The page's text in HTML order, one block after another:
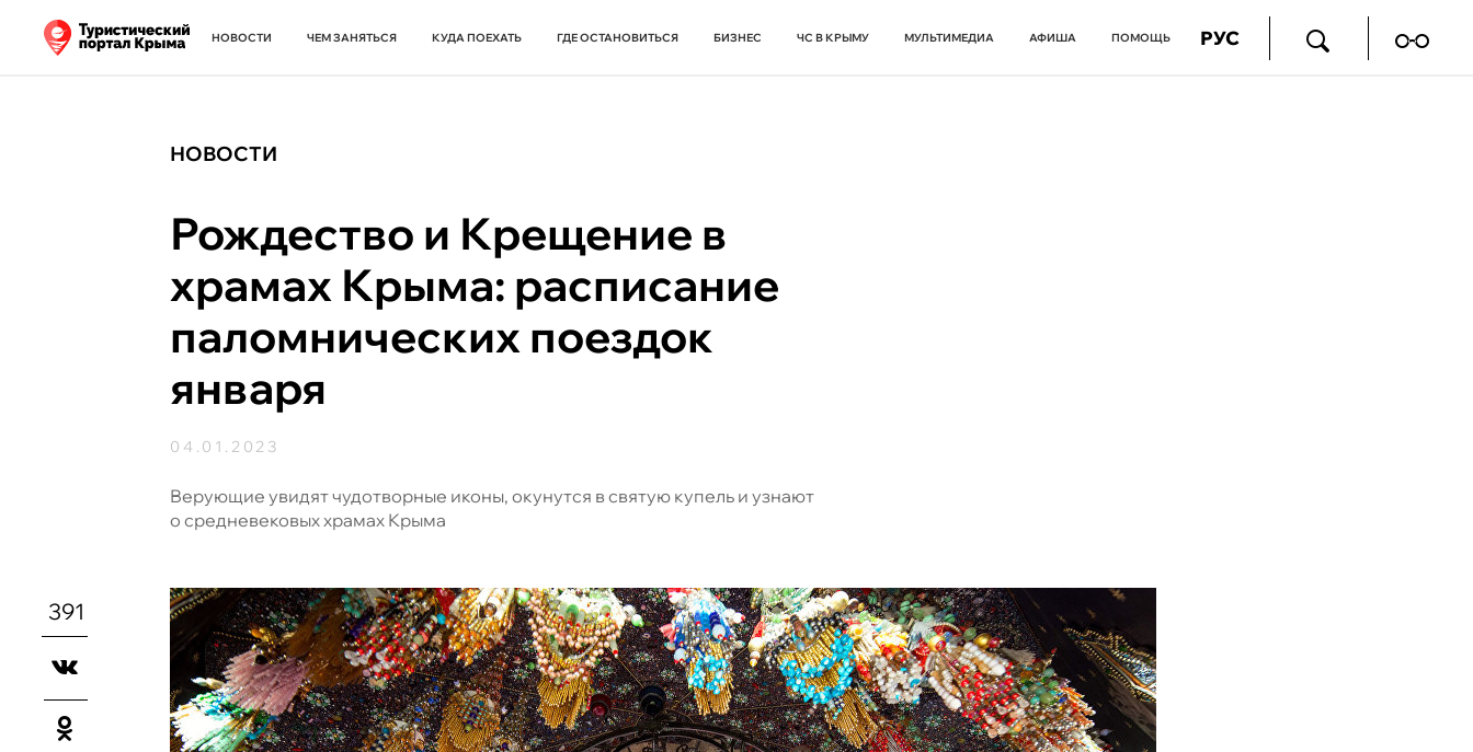
НОВОСТИ ЧЕМ ЗАНЯТЬСЯ КУДА ПОЕХАТЬ ГДЕ ОСТАНОВИТЬСЯ БИЗНЕС ЧС В КРЫМУ МУЛЬТИМЕДИА АФИША ПОМОЩЬ РУС
НОВОСТИ
Рождество и Крещение в
храмах Крыма: расписание
паломнических поездок
января
04.01.2023
Верующие увидят чудотворные иконы, окунутся в святую купель и узнают
о средневековых храмах Крыма
391